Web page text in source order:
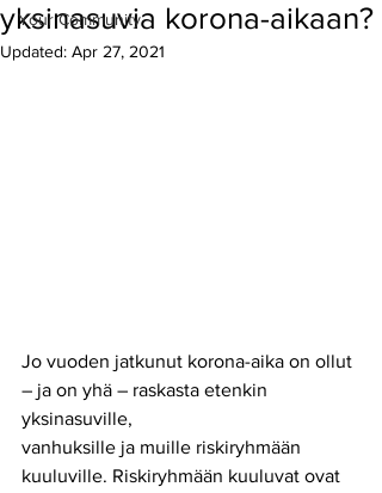
Your Community
yksinasuvia korona-aikaan?
Updated: Apr 27, 2021
Jo vuoden jatkunut korona-aika on ollut
– ja on yhä – raskasta etenkin
yksinasuville,
vanhuksille ja muille riskiryhmään
kuuluville. Riskiryhmään kuuluvat ovat